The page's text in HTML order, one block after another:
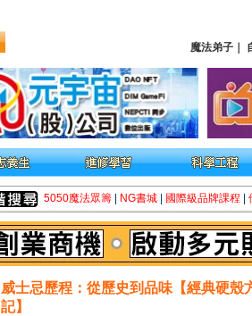
魔法弟子
5050魔法眾籌 NG書城 國際級品牌課程
威士忌歷程：從歷史到品味【經典硬殼
記】